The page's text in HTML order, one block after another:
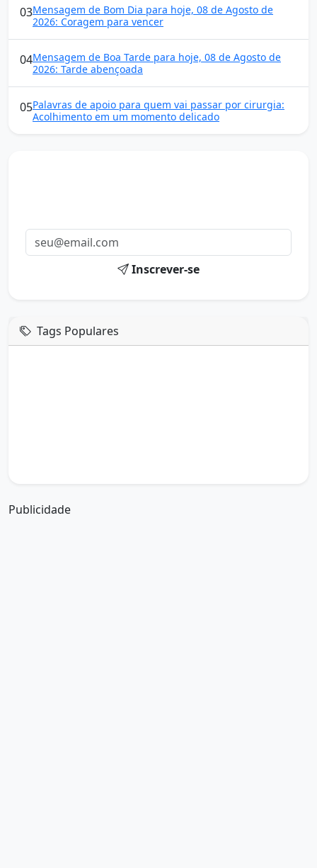
03Mensagem de Bom Dia para hoje, 08 de Agosto de
2026: Coragem para vencer
04Mensagem de Boa Tarde para hoje, 08 de Agosto de
2026: Tarde abençoada
05Palavras de apoio para quem vai passar por cirurgia:
Acolhimento em um momento delicado
Inscrever-se
Tags Populares
Publicidade